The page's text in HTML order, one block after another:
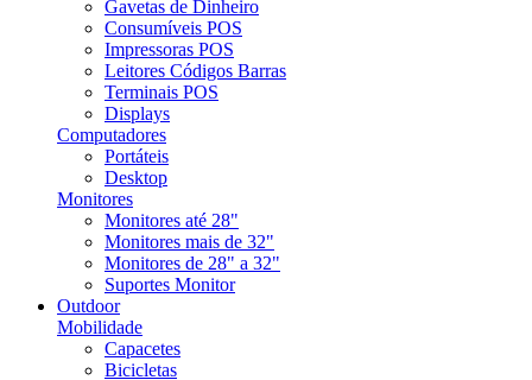
Gavetas de Dinheiro
Consumíveis POS
Impressoras POS
Leitores Códigos Barras
Terminais POS
Displays
Computadores
Portáteis
Desktop
Monitores
Monitores até 28"
Monitores mais de 32"
Monitores de 28" a 32"
Suportes Monitor
Outdoor
Mobilidade
Capacetes
Bicicletas